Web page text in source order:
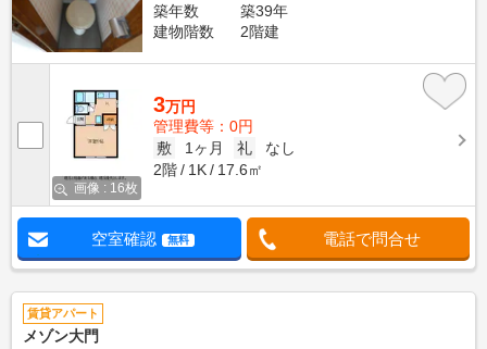
築年数
築39年
建物階数
2階建
画像 : 16枚
3万円
管理費等：0円
敷
1ヶ月 礼
なし
2階
1K 17.6㎡
空室確認 無料 電話で問合せ
賃貸アパート
メゾン大門